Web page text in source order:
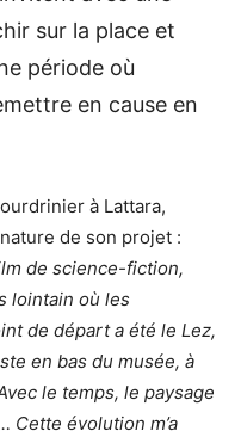
sur la place et
période où
en cause en
à Lattara,
de son projet :
de science-fiction,
lointain où les
de départ a été le Lez,
en bas du musée, à
le temps, le paysage
Cette évolution m’a